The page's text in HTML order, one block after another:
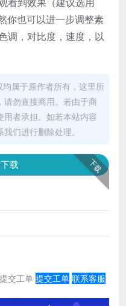
你也可以进一步调整素
调，对比度，速度，以
属于原作者所有，这里所
勿直接商用。若由于商
用者承担。如若本站内容
们进行删除处理。
下载
载
交工单 提交工单 联系客服